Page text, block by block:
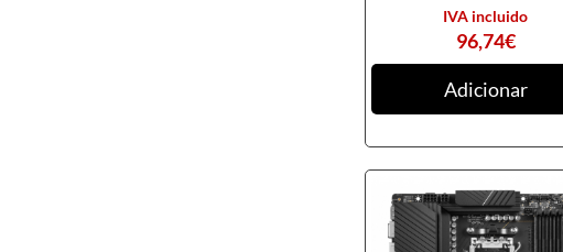
96,74€
IVA incluido
Adicionar